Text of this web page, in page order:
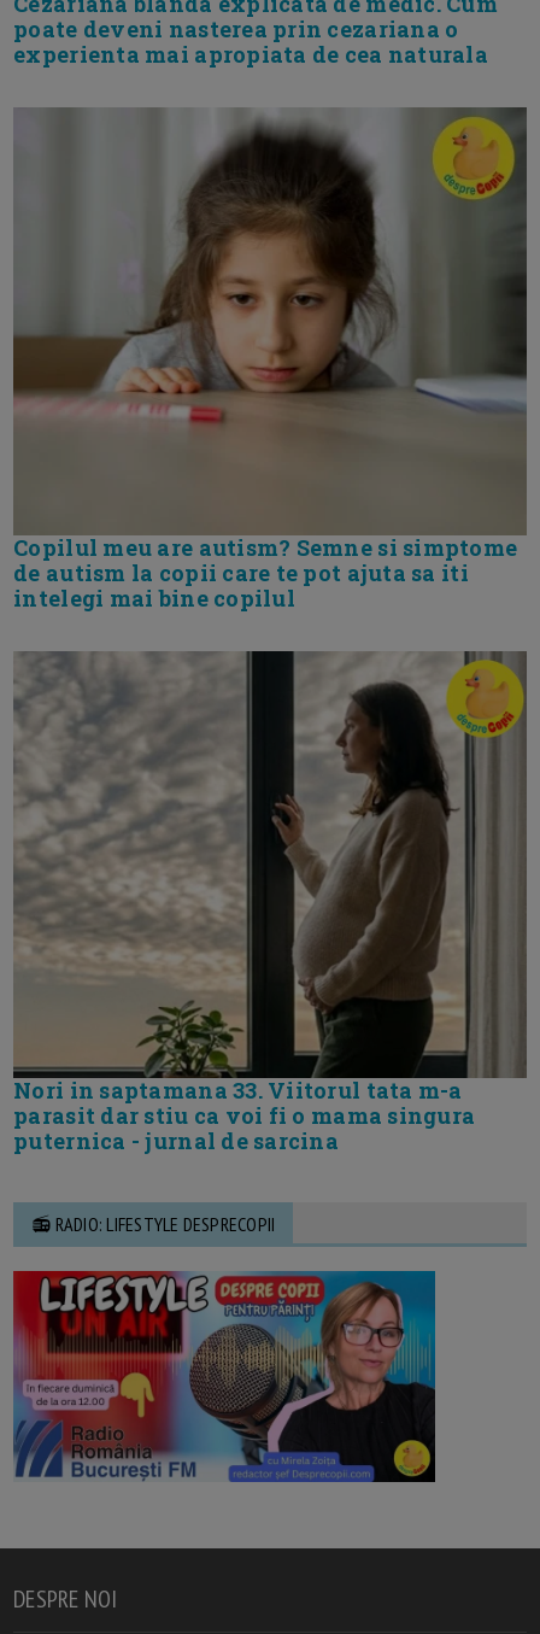
poate deveni nasterea prin cezariana o
experienta mai apropiata de cea naturala
Copilul meu are autism? Semne si simptome
de autism la copii care te pot ajuta sa iti
intelegi mai bine copilul
Nori in saptamana 33. Viitorul tata m-a
parasit dar stiu ca voi fi o mama singura
puternica - jurnal de sarcina
📻 RADIO: LIFESTYLE DESPRECOPII
DESPRE NOI